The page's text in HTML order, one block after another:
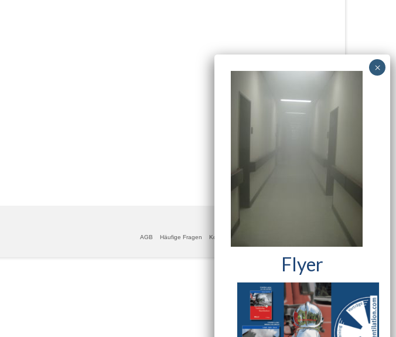
AGB Häufige Fragen Kontakt
Flyer